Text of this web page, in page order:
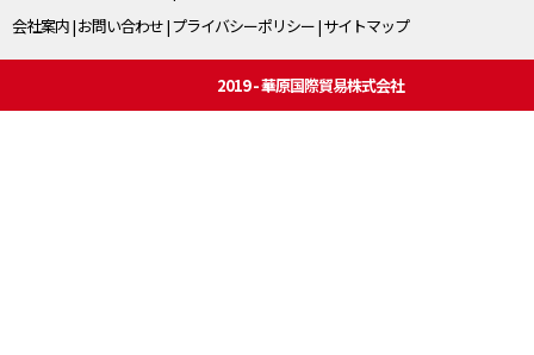
会社案内|お問い合わせ|プライバシーポリシー|サイトマップ
2019 - 華原国際貿易株式会社